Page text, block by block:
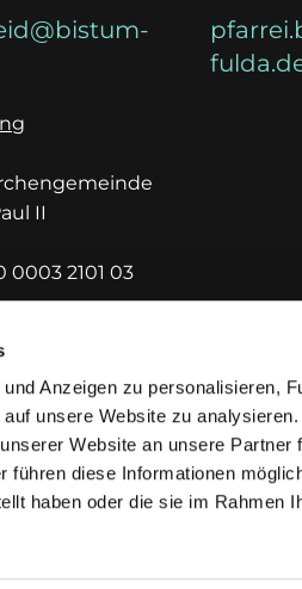
Anzeigen zu personalisieren,
unsere Website zu
Website an unsere Partner
führen diese Informationen
haben oder die sie im Rahmen
II
0003 2101 03
Datenschutzerklärung